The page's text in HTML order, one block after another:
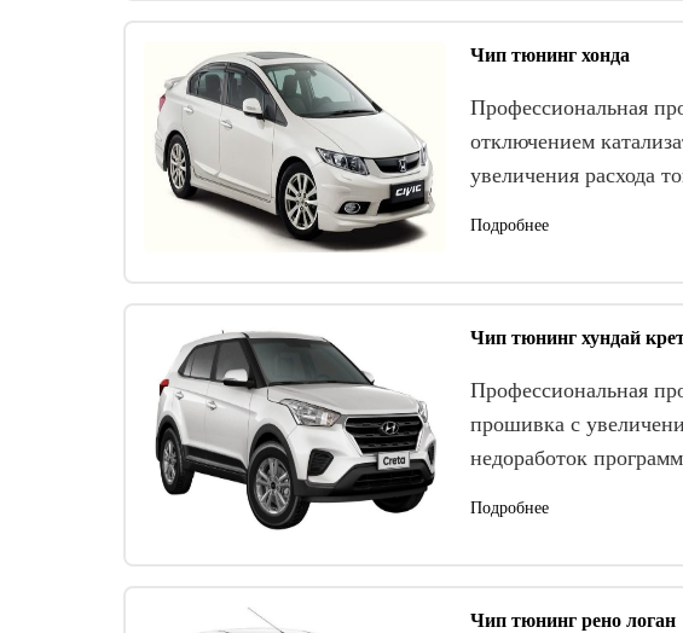
Чип тюнинг хонда
Профессиональная
отключением
увеличения расхода
Подробнее
Чип тюнинг хундай
Профессиональная
прошивка с
недоработок
Подробнее
Чип тюнинг рено логан